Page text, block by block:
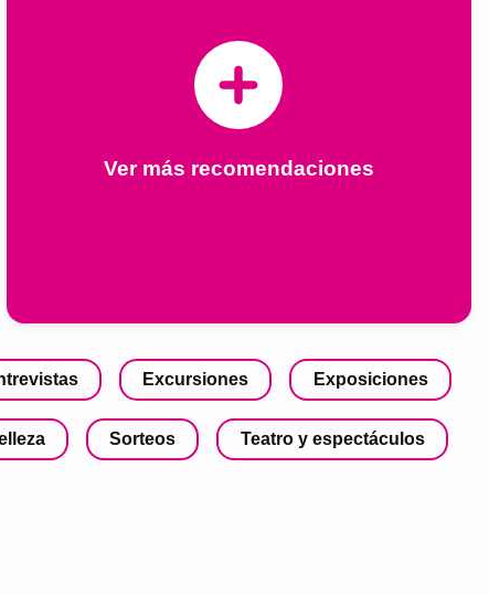
Ver más recomendaciones
Excursiones Exposiciones
Sorteos Teatro y espectáculos